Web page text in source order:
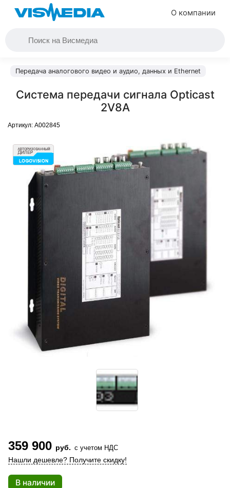
О компании
Передача аналогового видео и аудио, данных и Ethernet
Система передачи сигнала Opticast
2V8A
Артикул: A002845
359 900 руб. с учетом НДС
Нашли дешевле? Получите скидку!
В наличии